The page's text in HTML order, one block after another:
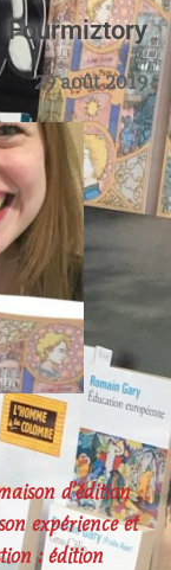
Fourmiztory
29 août 2019
d’édition
expérience et
: édition